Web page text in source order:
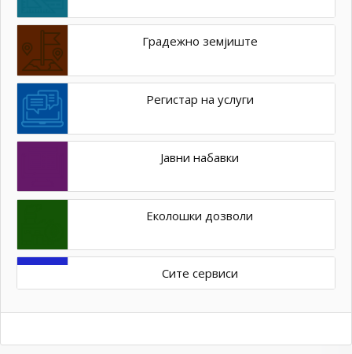
Градежно земјиште
Регистар на услуги
Јавни набавки
Еколошки дозволи
Сите сервиси